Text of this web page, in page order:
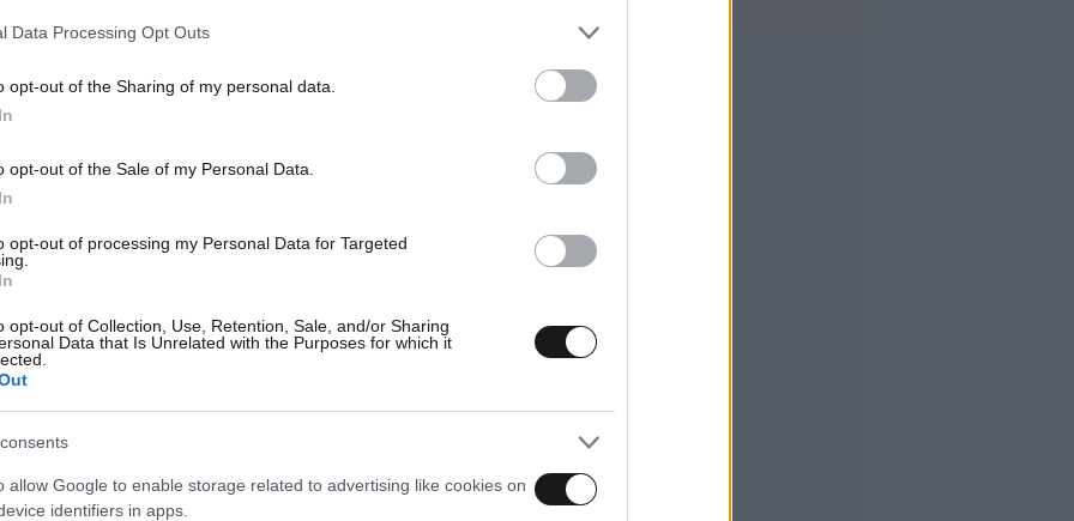
Data Processing Opt Outs
opt-out of the Sharing of my personal data.
opt-out of the Sale of my Personal Data.
opt-out of processing my Personal Data for Targeted
opt-out of Collection, Use, Retention, Sale, and/or Sharing
Data that Is Unrelated with the Purposes for which it
allow Google to enable storage related to advertising like cookies on
identifiers in apps.
οδηγούς του πρωταθλήματος.